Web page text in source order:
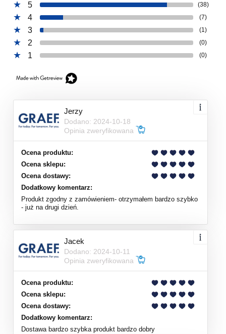
5
(38)
4 (7)
3 (1)
2 (0)
1 (0)
Jerzy
Dodano: 2024-10-18
Opinia zweryfikowana
Ocena produktu:
Ocena sklepu:
Ocena dostawy:
Dodatkowy komentarz:
Produkt zgodny z zamówieniem- otrzymałem bardzo szybko
- już na drugi dzień.
Jacek
Dodano: 2024-10-11
Opinia zweryfikowana
Ocena produktu:
Ocena sklepu:
Ocena dostawy:
Dodatkowy komentarz:
Dostawa bardzo szybka produkt bardzo dobry